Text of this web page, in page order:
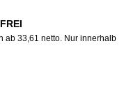
ab 33,61 netto. Nur innerhalb